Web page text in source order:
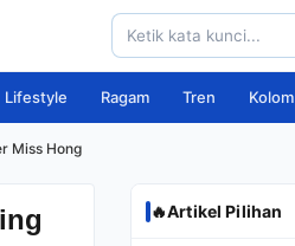
Lifestyle Ragam Tren Kolom
Miss Hong
🔥Artikel Pilihan